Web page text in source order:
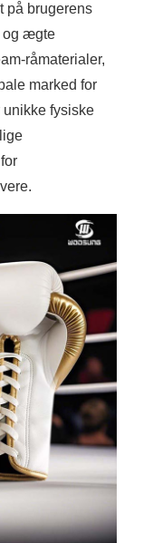
på brugerens
og ægte
råmaterialer,
marked for
unikke fysiske